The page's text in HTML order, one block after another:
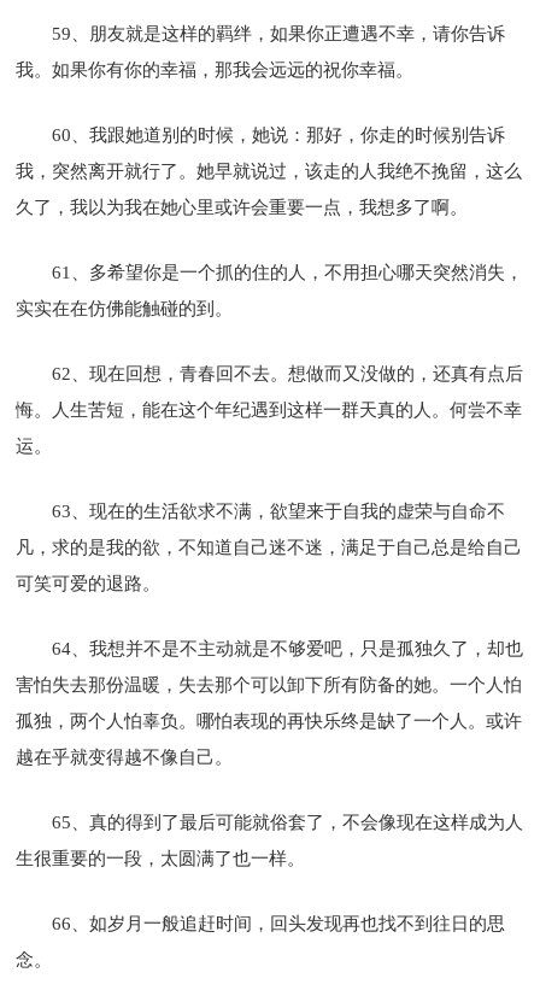
59、朋友就是这样的羁绊，如果你正遭遇不幸，请你告诉
我。如果你有你的幸福，那我会远远的祝你幸福。
60、我跟她道别的时候，她说：那好，你走的时候别告诉
我，突然离开就行了。她早就说过，该走的人我绝不挽留，这么
久了，我以为我在她心里或许会重要一点，我想多了啊。
61、多希望你是一个抓的住的人，不用担心哪天突然消失，
实实在在仿佛能触碰的到。
62、现在回想，青春回不去。想做而又没做的，还真有点后
悔。人生苦短，能在这个年纪遇到这样一群天真的人。何尝不幸
运。
63、现在的生活欲求不满，欲望来于自我的虚荣与自命不
凡，求的是我的欲，不知道自己迷不迷，满足于自己总是给自己
可笑可爱的退路。
64、我想并不是不主动就是不够爱吧，只是孤独久了，却也
害怕失去那份温暖，失去那个可以卸下所有防备的她。一个人怕
孤独，两个人怕辜负。哪怕表现的再快乐终是缺了一个人。或许
越在乎就变得越不像自己。
65、真的得到了最后可能就俗套了，不会像现在这样成为人
生很重要的一段，太圆满了也一样。
66、如岁月一般追赶时间，回头发现再也找不到往日的思
念。